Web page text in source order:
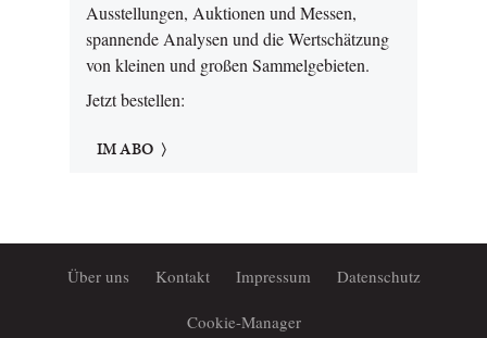
Ausstellungen, Auktionen und Messen,
spannende Analysen und die Wertschätzung
von kleinen und großen Sammelgebieten.
Jetzt bestellen:
IM ABO
Über uns Kontakt Impressum Datenschutz
Cookie-Manager